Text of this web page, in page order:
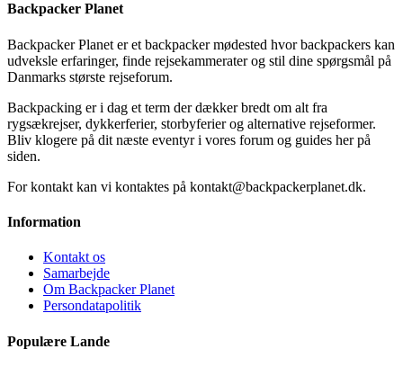
Backpacker Planet
Backpacker Planet er et backpacker mødested hvor backpackers kan
udveksle erfaringer, finde rejsekammerater og stil dine spørgsmål på
Danmarks største rejseforum.
Backpacking er i dag et term der dækker bredt om alt fra
rygsækrejser, dykkerferier, storbyferier og alternative rejseformer.
Bliv klogere på dit næste eventyr i vores forum og guides her på
siden.
For kontakt kan vi kontaktes på kontakt@backpackerplanet.dk.
Information
Kontakt os
Samarbejde
Om Backpacker Planet
Persondatapolitik
Populære Lande